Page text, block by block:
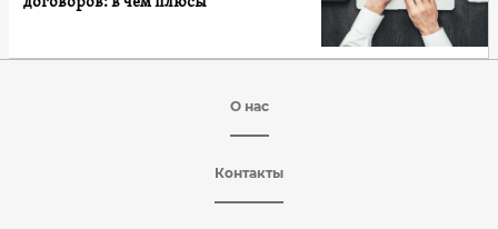
О нас
Контакты